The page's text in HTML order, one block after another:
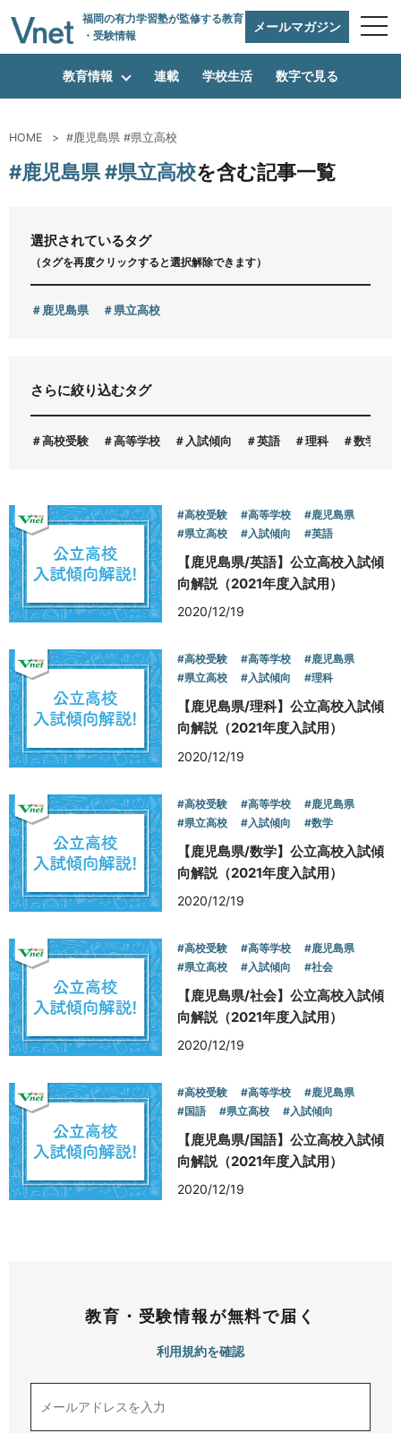
福岡の有力学習塾が監修する教育
・受験情報
メールマガジン
編集方針
vnetアライアンス企業
運営会社
お問い合わせ
教育情報 連載 学校生活 数字で見る
HOME #鹿児島県 #県立高校
#鹿児島県 #県立高校を含む記事一覧
選択されているタグ
（タグを再度クリックすると選択解除できます）
鹿児島県 県立高校
さらに絞り込むタグ
高校受験 高等学校 入試傾向 英語 理科 数学
#高校受験 #高等学校
#鹿児島県
#県立高校
#入試傾向 #英語
【鹿児島県/英語】公立高校入試傾
向解説（2021年度入試用）
2020/12/19
#高校受験 #高等学校
#鹿児島県
#県立高校
#入試傾向 #理科
【鹿児島県/理科】公立高校入試傾
向解説（2021年度入試用）
2020/12/19
#高校受験 #高等学校
#鹿児島県
#県立高校
#入試傾向 #数学
【鹿児島県/数学】公立高校入試傾
向解説（2021年度入試用）
2020/12/19
#高校受験 #高等学校
#鹿児島県
#県立高校
#入試傾向 #社会
【鹿児島県/社会】公立高校入試傾
向解説（2021年度入試用）
2020/12/19
#高校受験 #高等学校
#鹿児島県
#国語
#県立高校 #入試傾向
【鹿児島県/国語】公立高校入試傾
向解説（2021年度入試用）
2020/12/19
教育・受験情報が無料で届く
利用規約を確認